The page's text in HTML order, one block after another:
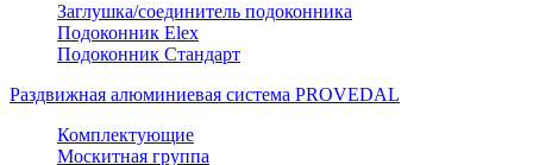
Заглушка/соединитель подоконника
Подоконник Elex
Подоконник Стандарт
Раздвижная алюминиевая система PROVEDAL
Комплектующие
Москитная группа